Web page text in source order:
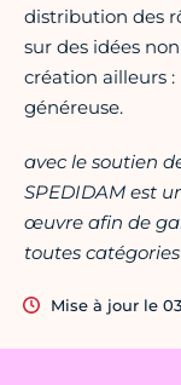
distribution des
sur des idées
création ailleurs
généreuse.
avec le soutien
SPEDIDAM est
œuvre afin de
toutes
Mise à jour le